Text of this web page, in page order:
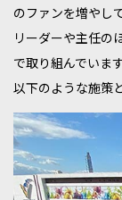
のファンを増やし
リーダーや主任の
で取り組んでいま
以下のような施策